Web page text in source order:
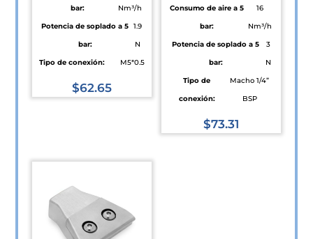
bar:
Nm³/h
Potencia de soplado a 5
bar:
1.9
N
Tipo de conexión:
M5*0.5
$62.65
múltiples
Las
opciones
se
Consumo de aire a 5
bar:
16
Nm³/h
Potencia de soplado a 5
bar:
3
N
Tipo de
conexión:
Macho 1/4”
BSP
$73.31